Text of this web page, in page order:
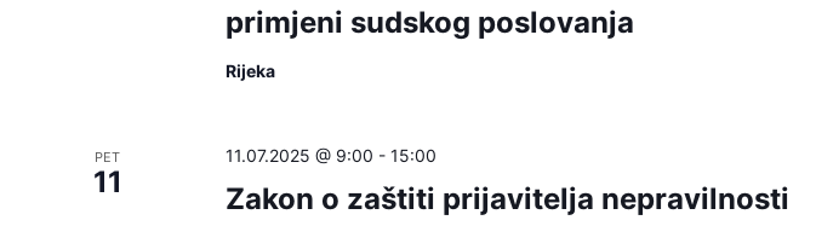
primjeni sudskog poslovanja
Rijeka
PET
11 Zakon o zaštiti prijavitelja nepravilnosti
11.07.2025 @ 9:00 - 15:00